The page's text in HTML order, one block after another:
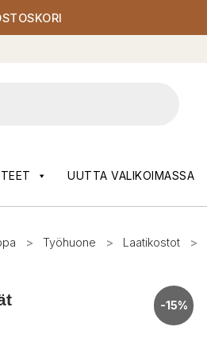
UUTTA VALIKOIMASSA
> Työhuone > Laatikostot >
-15%